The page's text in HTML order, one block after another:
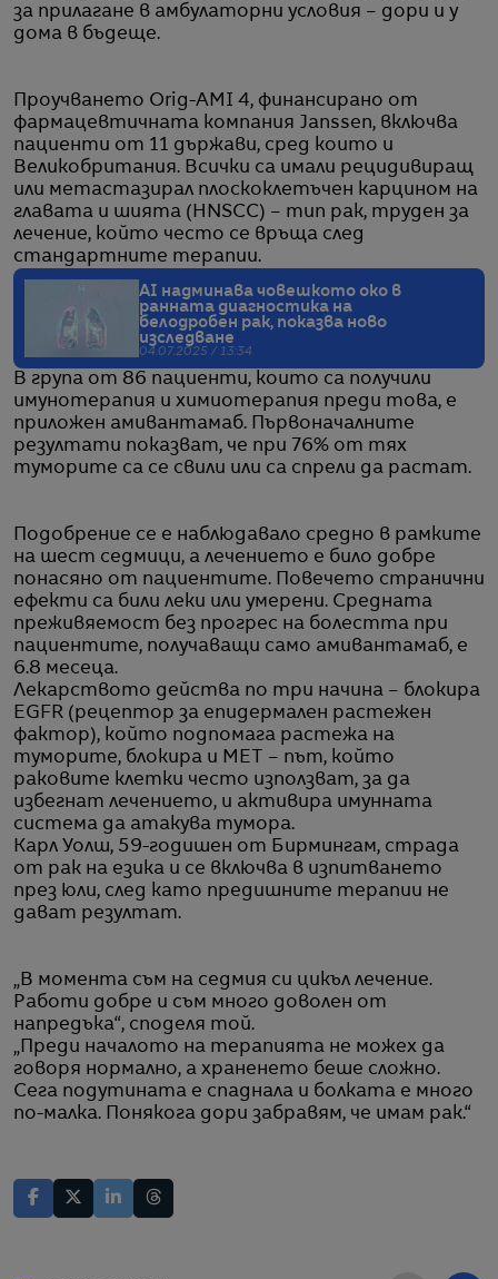
за прилагане в амбулаторни условия – дори и у
дома в бъдеще.
Проучването Orig-AMI 4, финансирано от
фармацевтичната компания Janssen, включва
пациенти от 11 държави, сред които и
Великобритания. Всички са имали рецидивиращ
или метастазирал плоскоклетъчен карцином на
главата и шията (HNSCC) – тип рак, труден за
лечение, който често се връща след
стандартните терапии.
AI надминава човешкото око в
ранната диагностика на
белодробен рак, показва ново
изследване
04.07.2025 / 13:34
В група от 86 пациенти, които са получили
имунотерапия и химиотерапия преди това, е
приложен амивантамаб. Първоначалните
резултати показват, че при 76% от тях
туморите са се свили или са спрели да растат.
Подобрение се е наблюдавало средно в рамките
на шест седмици, а лечението е било добре
понасяно от пациентите. Повечето странични
ефекти са били леки или умерени. Средната
преживяемост без прогрес на болестта при
пациентите, получаващи само амивантамаб, е
6.8 месеца.
Лекарството действа по три начина – блокира
EGFR (рецептор за епидермален растежен
фактор), който подпомага растежа на
туморите, блокира и MET – път, който
раковите клетки често използват, за да
избегнат лечението, и активира имунната
система да атакува тумора.
Карл Уолш, 59-годишен от Бирмингам, страда
от рак на езика и се включва в изпитването
през юли, след като предишните терапии не
дават резултат.
„В момента съм на седмия си цикъл лечение.
Работи добре и съм много доволен от
напредъка“, споделя той.
„Преди началото на терапията не можех да
говоря нормално, а храненето беше сложно.
Сега подутината е спаднала и болката е много
по-малка. Понякога дори забравям, че имам рак.“